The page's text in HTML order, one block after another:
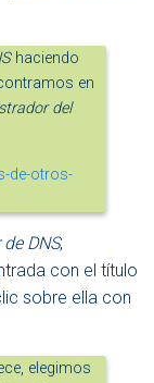
haciendo
en
del
DNS,
con el título
sobre ella con
elegimos